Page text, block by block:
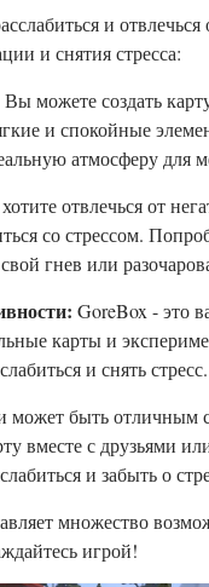
и
и снятия стресса:
Вы можете создать
и спокойные
атмосферу для
отвлечься от
со стрессом.
гнев или
GoreBox - это
карты и
и снять стресс.
может быть отличным
вместе с друзьями
и забыть о
множество
игрой!